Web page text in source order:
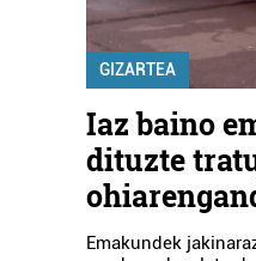
GIZARTEA
Iaz baino
dituzte
Emakundek